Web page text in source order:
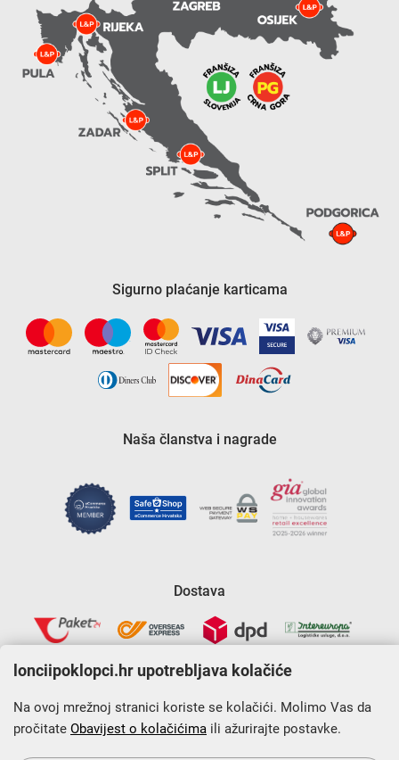
Sigurno plaćanje karticama
Naša članstva i nagrade
Dostava
Krajnji primatelj financijskog instrumenta sufinanciranog iz
Europskog fonda za regionalni razvoj u sklopu Operativnog
lonciipoklopci.hr upotrebljava kolačiće
Na ovoj mrežnoj stranici koriste se kolačići. Molimo Vas da
pročitate Obavijest o kolačićima ili ažurirajte postavke.